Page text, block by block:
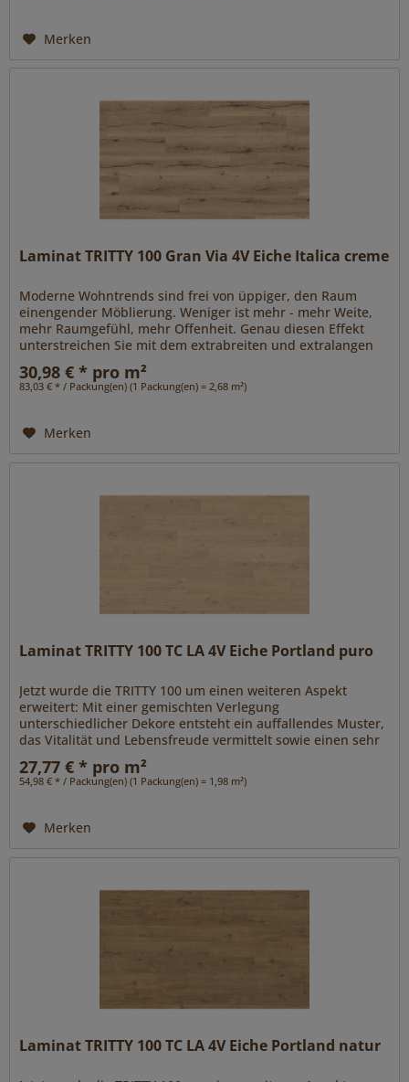
Merken
Laminat TRITTY 100 Gran Via 4V Eiche Italica creme
Moderne Wohntrends sind frei von üppiger, den Raum
einengender Möblierung. Weniger ist mehr - mehr Weite,
mehr Raumgefühl, mehr Offenheit. Genau diesen Effekt
unterstreichen Sie mit dem extrabreiten und extralangen
Format Gran Via 4V....
30,98 € * pro m²
83,03 € * / Packung(en) (1 Packung(en) = 2,68 m²)
Merken
Laminat TRITTY 100 TC LA 4V Eiche Portland puro
Jetzt wurde die TRITTY 100 um einen weiteren Aspekt
erweitert: Mit einer gemischten Verlegung
unterschiedlicher Dekore entsteht ein auffallendes Muster,
das Vitalität und Lebensfreude vermittelt sowie einen sehr
individuellen und...
27,77 € * pro m²
54,98 € * / Packung(en) (1 Packung(en) = 1,98 m²)
Merken
Laminat TRITTY 100 TC LA 4V Eiche Portland natur